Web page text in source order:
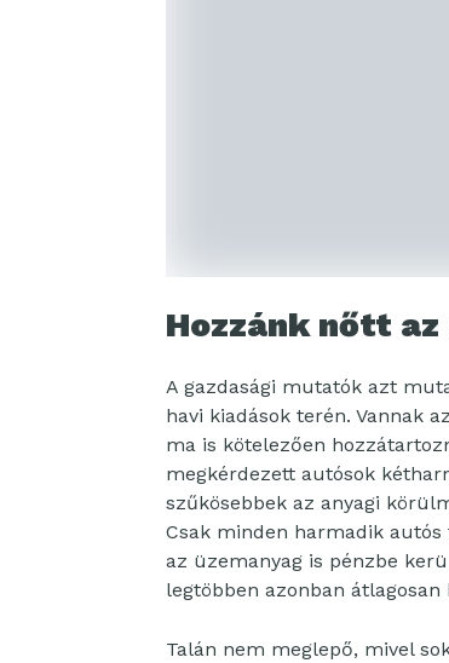
Hozzánk nőtt
A gazdasági mutatók azt
havi kiadások terén. Vannak
ma is kötelezően
megkérdezett autósok
szűkösebbek az anyagi
Csak minden harmadik
az üzemanyag is pénzbe
legtöbben azonban
Talán nem meglepő, mivel